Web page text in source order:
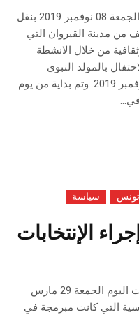
قامت التلفزة الوطنية التونسية اليوم الجمعة 08 نوفمبر 2019 بنقل
من مدينة القيروان التي
من خلال الانشطة
بالمولد النبوي
الشريف الذي يوافق غدا السبت 09 نوفمبر 2019. وتم بداية من يوم
تونس سياسة
الإنتخابات
وافقت الهيئة العليا المستقلة للانتخابات اليوم الجمعة 29 مارس
التي كانت مبرمجة في